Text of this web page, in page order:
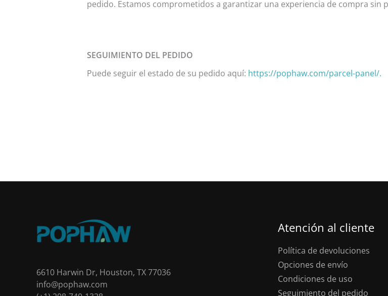
pedido. Estamos comprometidos a garantizar una experiencia de compra sin
SEGUIMIENTO DEL PEDIDO
Puede seguir el estado de su pedido aquí: https://pophaw.com/parcel-panel/.
6610 Harwin Dr, Houston, TX 77036
info@pophaw.com
Atención al cliente
Política de devoluciones
Opciones de envío
Condiciones de uso
Seguimiento del pedido